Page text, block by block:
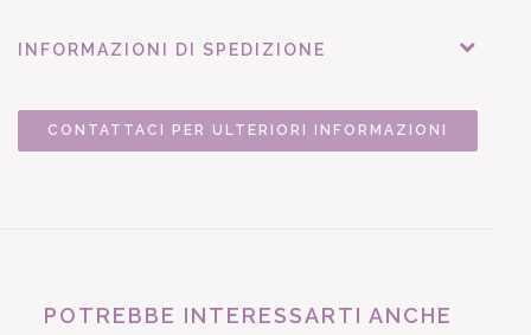
INFORMAZIONI DI SPEDIZIONE
CONTATTACI PER ULTERIORI INFORMAZIONI
POTREBBE INTERESSARTI ANCHE